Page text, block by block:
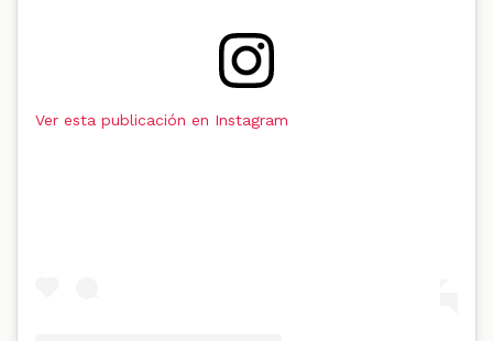
Ver esta publicación en Instagram